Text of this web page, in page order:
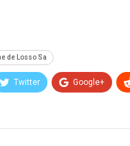
de Losso Sa
Twitter Google+